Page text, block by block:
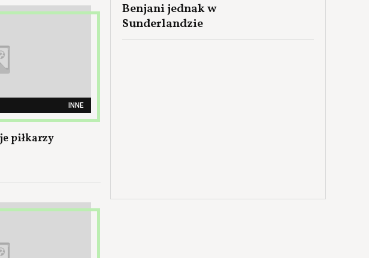
Benjani jednak w
Sunderlandzie
INNE
piłkarzy